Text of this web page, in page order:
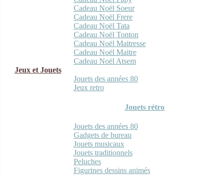
Cadeau Noël Soeur
Cadeau Noël Frere
Cadeau Noël Tata
Cadeau Noël Tonton
Cadeau Noël Maitresse
Cadeau Noël Maitre
Cadeau Noël Atsem
Jeux et Jouets
Jouets des années 80
Jeux retro
Jouets rétro
Jouets des années 80
Gadgets de bureau
Jouets musicaux
Jouets traditionnels
Peluches
Figurines dessins animés